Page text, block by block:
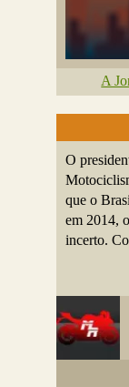
A
O
que o
em 2014,
incerto.